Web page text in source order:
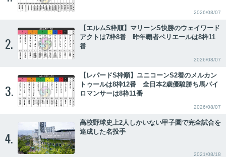
2026/08/07
2.
【エルムS枠順】マリーンS快勝のウェイワード
アクトは7枠8番 昨年覇者ペリエールは8枠11
番
2026/08/07
3.
【レパードS枠順】ユニコーンS2着のメルカン
トゥールは8枠12番 全日本2歳優駿勝ち馬パイ
ロマンサーは8枠11番
2026/08/07
4.
高校野球史上2人しかいない甲子園で完全試合を
達成した名投手
2021/08/18